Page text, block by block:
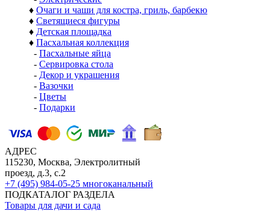
♦ Очаги и чаши для костра, гриль, барбекю
♦ Светящиеся фигуры
♦ Детская площадка
♦ Пасхальная коллекция
- Пасхальные яйца
- Сервировка стола
- Декор и украшения
- Вазочки
- Цветы
- Подарки
АДРЕС
115230, Москва, Электролитный
проезд, д.3, с.2
+7 (495) 984-05-25 многоканальный
ПОДКАТАЛОГ РАЗДЕЛА
Товары для дачи и сада